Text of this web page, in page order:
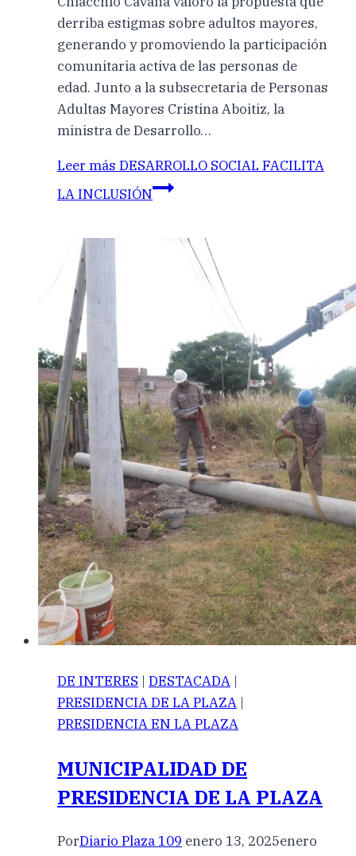
derriba estigmas sobre adultos mayores,
generando y promoviendo la participación
comunitaria activa de las personas de
edad. Junto a la subsecretaria de Personas
Adultas Mayores Cristina Aboitiz, la
ministra de Desarrollo…
Leer más DESARROLLO SOCIAL FACILITA
LA INCLUSIÓN
DE INTERES | DESTACADA |
PRESIDENCIA DE LA PLAZA |
PRESIDENCIA EN LA PLAZA
MUNICIPALIDAD DE
PRESIDENCIA DE LA PLAZA
PorDiario Plaza 109 enero 13, 2025enero